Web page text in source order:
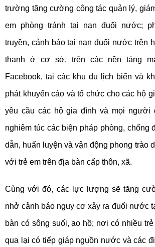
trường tăng cường công tác quản lý,
em phòng tránh tai nạn đuối nước;
truyền, cảnh báo tai nạn đuối nước trên
thanh ở cơ sở, trên các nền tảng
Facebook, tại các khu du lịch biển và
phát khuyến cáo và tổ chức cho các hộ
yêu cầu các hộ gia đình và mọi người
nghiêm túc các biện pháp phòng, chống
dẫn, huấn luyện và vận động phong trào
với trẻ em trên địa bàn cấp thôn, xã.
Cùng với đó, các lực lượng sẽ tăng
nhở cảnh báo nguy cơ xảy ra đuối nước
bàn có sông suối, ao hồ; nơi có nhiều
qua lại có tiếp giáp nguồn nước và các